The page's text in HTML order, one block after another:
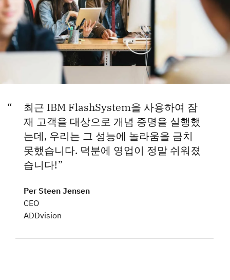
최근 IBM FlashSystem을 사용하여 잠
재 고객을 대상으로 개념 증명을 실행했
는데, 우리는 그 성능에 놀라움을 금치
못했습니다. 덕분에 영업이 정말 쉬워졌
습니다!
Per Steen Jensen
CEO
ADDvision